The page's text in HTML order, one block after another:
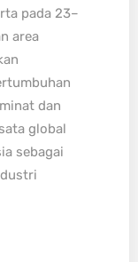
pada 23–
area
dan
global
sebagai